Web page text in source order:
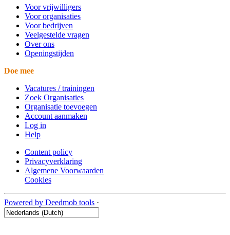
Voor vrijwilligers
Voor organisaties
Voor bedrijven
Veelgestelde vragen
Over ons
Openingstijden
Doe mee
Vacatures / trainingen
Zoek Organisaties
Organisatie toevoegen
Account aanmaken
Log in
Help
Content policy
Privacyverklaring
Algemene Voorwaarden
Cookies
Powered by Deedmob tools ·